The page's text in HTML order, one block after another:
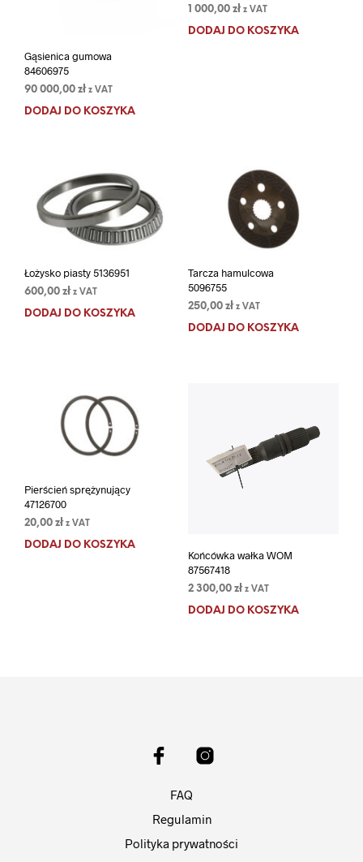
Gąsienica gumowa
84606975
90 000,00 zł z VAT
DODAJ DO KOSZYKA
1 000,00 zł z VAT
DODAJ DO KOSZYKA
Łożysko piasty 5136951
600,00 zł z VAT
DODAJ DO KOSZYKA
Tarcza hamulcowa
5096755
250,00 zł z VAT
DODAJ DO KOSZYKA
Pierścień sprężynujący
47126700
20,00 zł z VAT
DODAJ DO KOSZYKA
Końcówka wałka WOM
87567418
2 300,00 zł z VAT
DODAJ DO KOSZYKA
FAQ
Regulamin
Polityka prywatności